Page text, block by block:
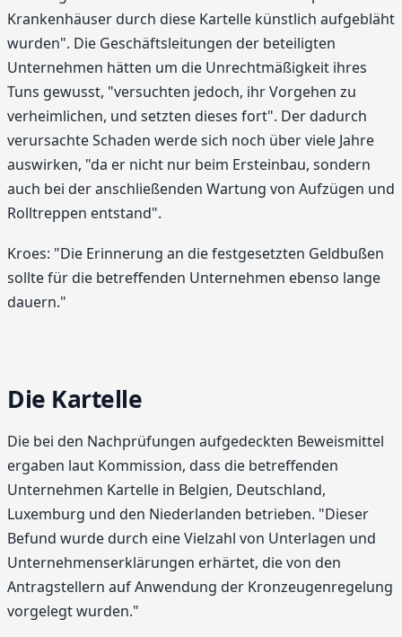
Krankenhäuser durch diese Kartelle künstlich aufgebläht
wurden". Die Geschäftsleitungen der beteiligten
Unternehmen hätten um die Unrechtmäßigkeit ihres
Tuns gewusst, "versuchten jedoch, ihr Vorgehen zu
verheimlichen, und setzten dieses fort". Der dadurch
verursachte Schaden werde sich noch über viele Jahre
auswirken, "da er nicht nur beim Ersteinbau, sondern
auch bei der anschließenden Wartung von Aufzügen und
Rolltreppen entstand".
Kroes: "Die Erinnerung an die festgesetzten Geldbußen
sollte für die betreffenden Unternehmen ebenso lange
dauern."
Die Kartelle
Die bei den Nachprüfungen aufgedeckten Beweismittel
ergaben laut Kommission, dass die betreffenden
Unternehmen Kartelle in Belgien, Deutschland,
Luxemburg und den Niederlanden betrieben. "Dieser
Befund wurde durch eine Vielzahl von Unterlagen und
Unternehmenserklärungen erhärtet, die von den
Antragstellern auf Anwendung der Kronzeugenregelung
vorgelegt wurden."